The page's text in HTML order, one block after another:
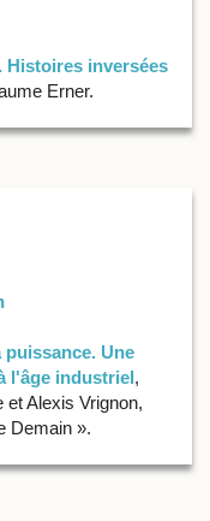
Histoires inversées
Erner.
puissance. Une
l'âge industriel,
Alexis Vrignon,
Demain ».